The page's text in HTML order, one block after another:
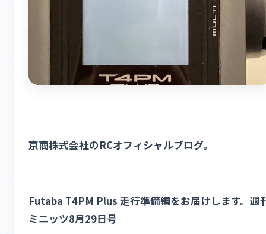
京商株式会社のRCオフィシャルブログ。
Futaba T4PM Plus 走行準備編をお届けします。週
ミニッツ8月29日号